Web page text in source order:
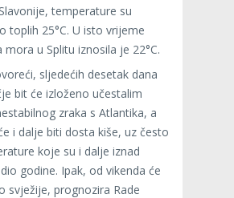
temperature su
toplih 25°C. U isto vrijeme
u Splitu iznosila je 22°C.
sljedećih desetak dana
bit će izloženo učestalim
zraka s Atlantika, a
i dalje biti dosta kiše, uz često
koje su i dalje iznad
godine. Ipak, od vikenda će
svježije, prognozira Rade